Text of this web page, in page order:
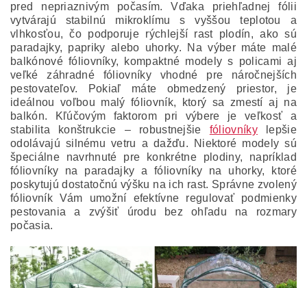
pred nepriaznivým počasím. Vďaka priehľadnej fólii
vytvárajú stabilnú mikroklímu s vyššou teplotou a
vlhkosťou, čo podporuje rýchlejší rast plodín, ako sú
paradajky, papriky alebo uhorky. Na výber máte malé
balkónové fóliovníky, kompaktné modely s policami aj
veľké záhradné fóliovníky vhodné pre náročnejších
pestovateľov. Pokiaľ máte obmedzený priestor, je
ideálnou voľbou malý fóliovník, ktorý sa zmestí aj na
balkón. Kľúčovým faktorom pri výbere je veľkosť a
stabilita konštrukcie – robustnejšie fóliovníky lepšie
odolávajú silnému vetru a dažďu. Niektoré modely sú
špeciálne navrhnuté pre konkrétne plodiny, napríklad
fóliovníky na paradajky a fóliovníky na uhorky, ktoré
poskytujú dostatočnú výšku na ich rast. Správne zvolený
fóliovník Vám umožní efektívne regulovať podmienky
pestovania a zvýšiť úrodu bez ohľadu na rozmary
počasia.